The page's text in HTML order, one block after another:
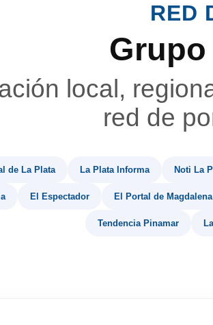
RED
local,
red de
de La Plata La Plata Informa Noti La
El Espectador El Portal de Magdalena
Tendencia Pinamar